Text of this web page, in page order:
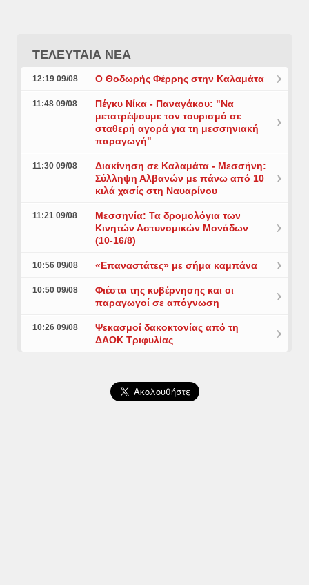
ΤΕΛΕΥΤΑΙΑ ΝΕΑ
12:19 09/08 Ο Θοδωρής Φέρρης στην Καλαμάτα
11:48 09/08
Πέγκυ Νίκα - Παναγάκου: "Να
μετατρέψουμε τον τουρισμό σε
σταθερή αγορά για τη μεσσηνιακή
παραγωγή"
11:30 09/08
Διακίνηση σε Καλαμάτα - Μεσσήνη:
Σύλληψη Αλβανών με πάνω από 10
κιλά χασίς στη Ναυαρίνου
11:21 09/08
Μεσσηνία: Τα δρομολόγια των
Κινητών Αστυνομικών Μονάδων
(10-16/8)
10:56 09/08 «Επαναστάτες» με σήμα καμπάνα
10:50 09/08
Φιέστα της κυβέρνησης και οι
παραγωγοί σε απόγνωση
10:26 09/08
Ψεκασμοί δακοκτονίας από τη
ΔΑΟΚ Τριφυλίας